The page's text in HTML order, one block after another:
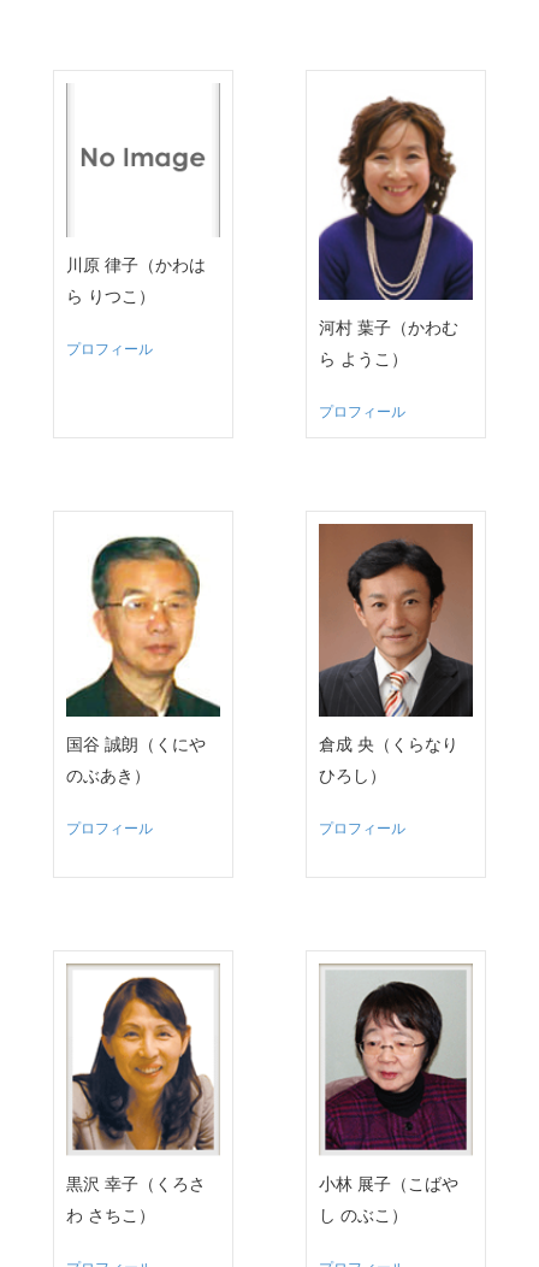
川原 律子（かわは
ら りつこ）
プロフィール
河村 葉子（かわむ
ら ようこ）
プロフィール
国谷 誠朗（くにや
のぶあき）
プロフィール
倉成 央（くらなり
ひろし）
プロフィール
黒沢 幸子（くろさ
わ さちこ）
小林 展子（こばや
し のぶこ）